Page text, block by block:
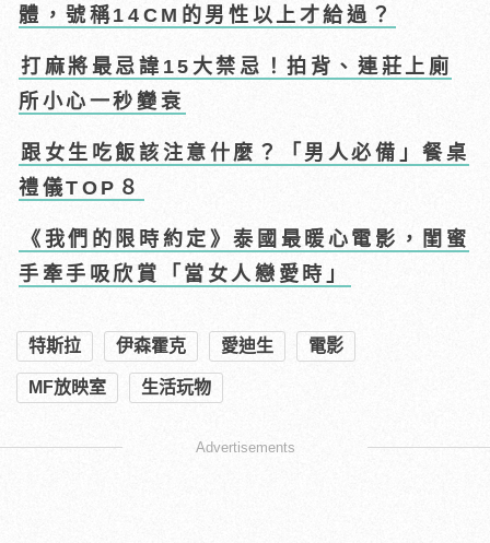
體，號稱14CM的男性以上才給過？
打麻將最忌諱15大禁忌！拍背、連莊上廁
所小心一秒變衰
跟女生吃飯該注意什麼？「男人必備」餐桌
禮儀TOP８
《我們的限時約定》泰國最暖心電影，閨蜜
手牽手吸欣賞「當女人戀愛時」
特斯拉 伊森霍克 愛迪生 電影
MF放映室 生活玩物
Advertisements